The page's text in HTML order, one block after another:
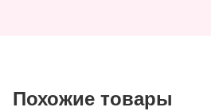
Похожие товары